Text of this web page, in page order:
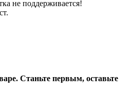
не поддерживается!
Станьте первым, оставьте